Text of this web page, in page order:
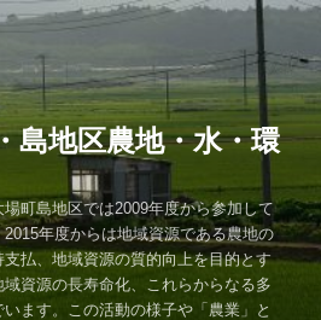
島地区農地・水・環
町島地区では2009年度から参加して
年度からは地域資源である農地の
払、地域資源の質的向上を目的とす
資源の長寿命化、これらからなる多
ます。この活動の様子や「農業」と